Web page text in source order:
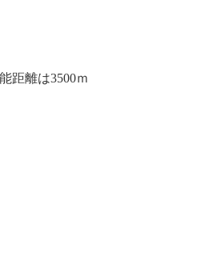
距離は3500ｍ